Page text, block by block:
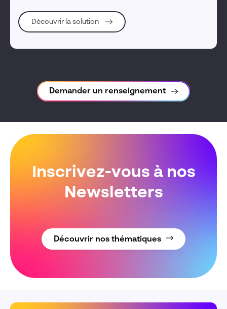
Découvrir la solution
Demander un renseignement
Inscrivez-vous à nos
Newsletters
Découvrir nos thématiques